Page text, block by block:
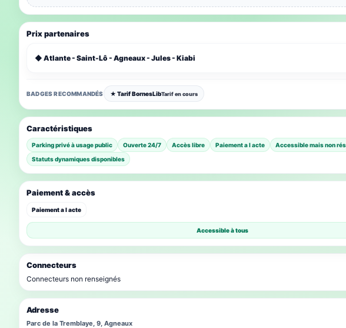
Prix partenaires
◆ Atlante - Saint-Lô - Agneaux - Jules - Kiabi
BADGES RECOMMANDÉS ★ Tarif BornesLibTarif en cours
Caractéristiques
Parking privé à usage public Ouverte 24/7 Accès libre Paiement a l acte
Accessible mais non
Statuts dynamiques disponibles
Connecteurs
Connecteurs non renseignés
Paiement & accès
Paiement a l acte
Accessible à tous
Adresse
Parc de la Tremblaye, 9, Agneaux